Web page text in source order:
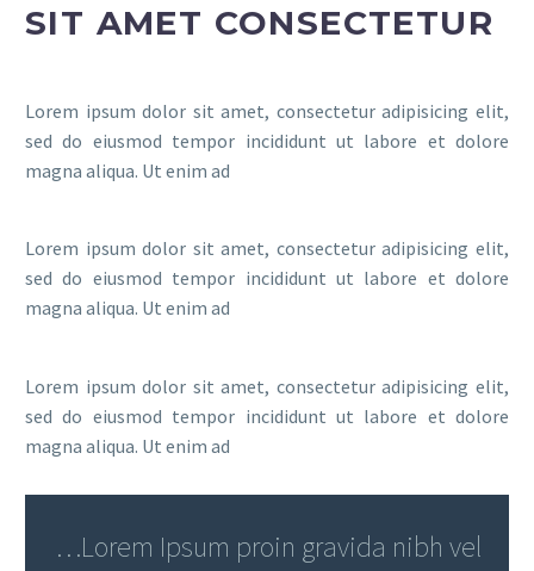
SIT AMET CONSECTETUR
Lorem ipsum dolor sit amet, consectetur adipisicing elit,
sed do eiusmod tempor incididunt ut labore et dolore
magna aliqua. Ut enim ad
Lorem ipsum dolor sit amet, consectetur adipisicing elit,
sed do eiusmod tempor incididunt ut labore et dolore
magna aliqua. Ut enim ad
Lorem ipsum dolor sit amet, consectetur adipisicing elit,
sed do eiusmod tempor incididunt ut labore et dolore
magna aliqua. Ut enim ad
…Lorem Ipsum proin gravida nibh vel